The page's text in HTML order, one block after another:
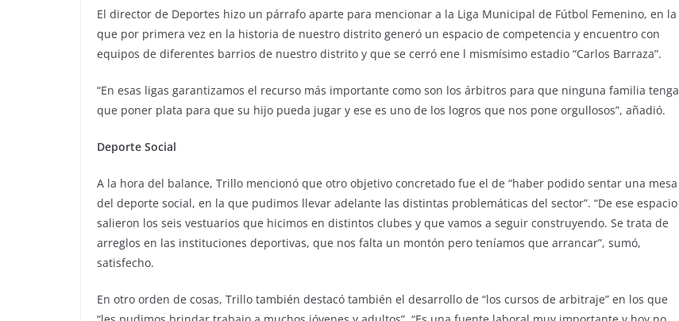
El director de Deportes hizo un párrafo aparte para mencionar a la Liga Municipal de Fútbol Femenino, en la
que por primera vez en la historia de nuestro distrito generó un espacio de competencia y encuentro con
equipos de diferentes barrios de nuestro distrito y que se cerró ene l mismísimo estadio “Carlos Barraza”.
“En esas ligas garantizamos el recurso más importante como son los árbitros para que ninguna familia tenga
que poner plata para que su hijo pueda jugar y ese es uno de los logros que nos pone orgullosos”, añadió.
Deporte Social
A la hora del balance, Trillo mencionó que otro objetivo concretado fue el de “haber podido sentar una mesa
del deporte social, en la que pudimos llevar adelante las distintas problemáticas del sector”. “De ese espacio
salieron los seis vestuarios que hicimos en distintos clubes y que vamos a seguir construyendo. Se trata de
arreglos en las instituciones deportivas, que nos falta un montón pero teníamos que arrancar”, sumó,
satisfecho.
En otro orden de cosas, Trillo también destacó también el desarrollo de “los cursos de arbitraje” en los que